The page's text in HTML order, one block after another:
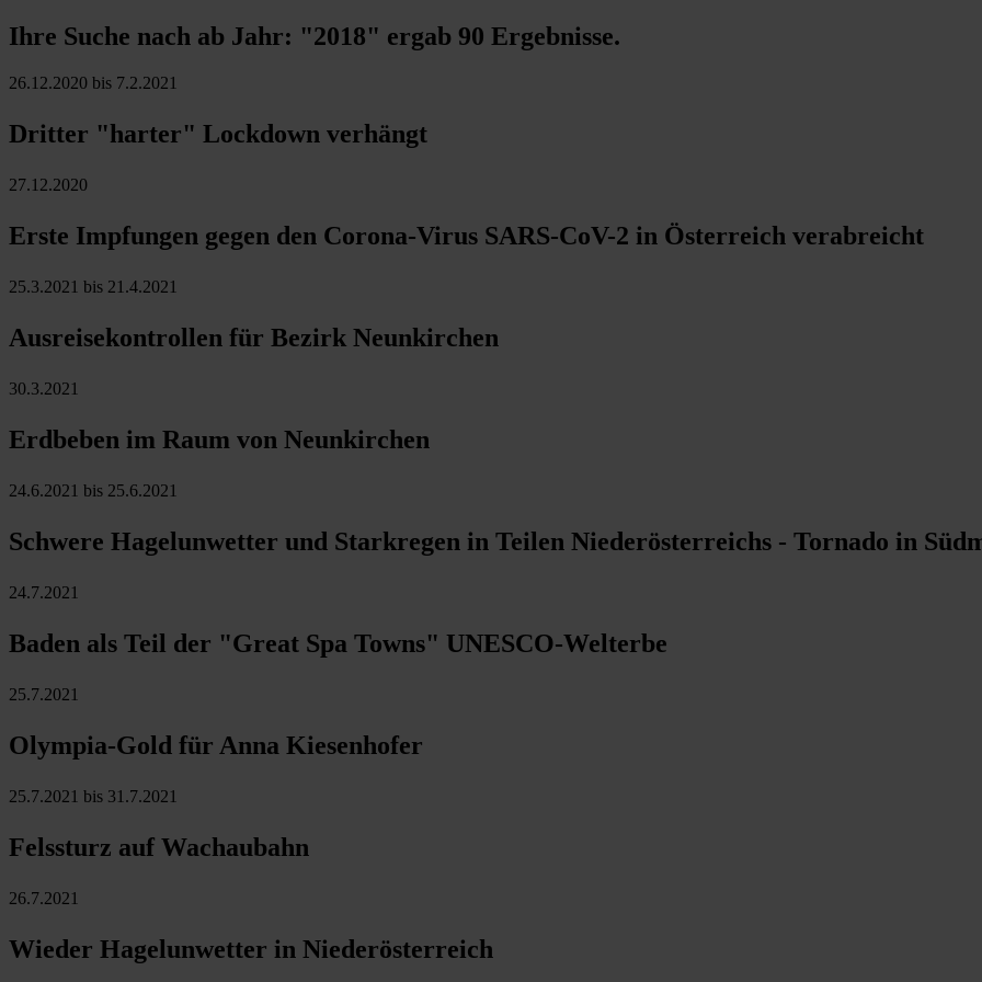
Ihre Suche nach ab Jahr: "2018" ergab 90 Ergebnisse.
26.12.2020 bis 7.2.2021
Dritter "harter" Lockdown verhängt
27.12.2020
Erste Impfungen gegen den Corona-Virus SARS-CoV-2 in Österreich verabreicht
25.3.2021 bis 21.4.2021
Ausreisekontrollen für Bezirk Neunkirchen
30.3.2021
Erdbeben im Raum von Neunkirchen
24.6.2021 bis 25.6.2021
Schwere Hagelunwetter und Starkregen in Teilen Niederösterreichs - Tornado in
24.7.2021
Baden als Teil der "Great Spa Towns" UNESCO-Welterbe
25.7.2021
Olympia-Gold für Anna Kiesenhofer
25.7.2021 bis 31.7.2021
Felssturz auf Wachaubahn
26.7.2021
Wieder Hagelunwetter in Niederösterreich